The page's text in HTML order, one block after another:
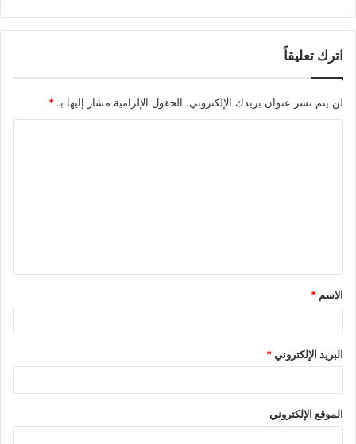
اترك تعليقاً
لن يتم نشر عنوان بريدك الإلكتروني. الحقول الإلزامية مشار إليها بـ *
الاسم *
البريد الإلكتروني*
الموقع الإلكتروني